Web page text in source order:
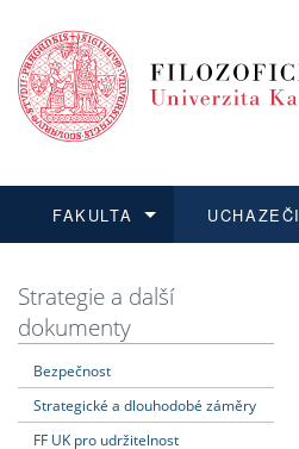
FAKULTA
Dozvědět se více
UCHAZEČI
Podat přihlášku
Dozvědět se více
Dozvědět se více
Dozvědět se více
Strategie a další
dokumenty
Bezpečnost
Strategické a dlouhodobé záměry
FF UK pro udržitelnost